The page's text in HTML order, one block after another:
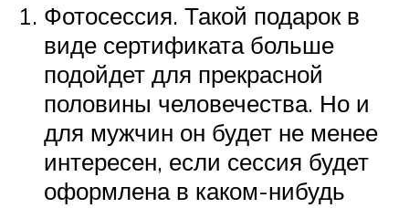
Фотосессия. Такой подарок в
виде сертификата больше
подойдет для прекрасной
половины человечества. Но и
для мужчин он будет не менее
интересен, если сессия будет
оформлена в каком-нибудь